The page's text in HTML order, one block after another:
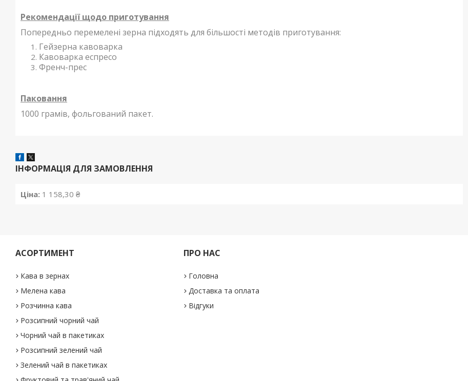
Рекомендації щодо приготування
Попередньо перемелені зерна підходять для більшості методів приготування:
Гейзерна кавоварка
Кавоварка еспресо
Френч-прес
Паковання
1000 грамів, фольгований пакет.
ІНФОРМАЦІЯ ДЛЯ ЗАМОВЛЕННЯ
Ціна: 1 158,30 ₴
АСОРТИМЕНТ
Кава в зернах
Мелена кава
Розчинна кава
Розсипний чорний чай
Чорний чай в пакетиках
Розсипний зелений чай
Зелений чай в пакетиках
ПРО НАС
Головна
Доставка та оплата
Відгуки